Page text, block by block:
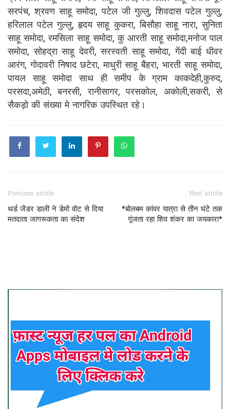
सरपंच, श्रवण साहू समोदा, पटेल जी गुल्लु, शिवदास पटेल गुल्लु,
हरिलाल पटेल गुल्लु, हृदय साहू कुकरा, बिसौहा साहू नारा, सुनिता
साहू समोदा, रमसिला साहू समोदा, कु आरती साहू समोदा,मनोज पाल
समोदा, सोहद्रा साहू देवरी, सरस्वती साहू समोदा, गेंदी बाई धीवर
आरंग, गोदावरी निषाद छटेरा, माधुरी साहू बैहरा, भारती साहू समोदा,
पायल साहू समोदा साथ ही समीप के ग्राम काकदेही,कुरुद,
परसदा,अमेठी, बनरसी, रानीसागर, परसकोल, अकोली,सकरी, से
सैकड़ो की संख्या मे नागरिक उपस्थित रहे।
Previous article
थर्ड जेंडर डाली ने डेमो वोट से दिया
मतदाता जागरूकता का संदेश
Next article
*बोलबम कांवर यात्रा से तीन घंटे तक
गूंजता रहा शिव शंकर का जयकारा*